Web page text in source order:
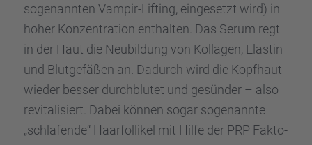
sogenann­ten Vampir-Lifting, einge­setzt wird) in
hoher Konzen­tra­tion enthal­ten. Das Serum regt
in der Haut die Neubil­dung von Kolla­gen, Elastin
und Blutge­fä­ßen an. Dadurch wird die Kopfhaut
wieder besser durch­blu­tet und gesün­der – also
revita­li­siert. Dabei können sogar sogenannte
„schla­fende“ Haarfol­li­kel mit Hilfe der PRP Fakto­